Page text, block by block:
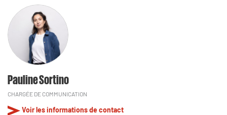
Pauline Sortino
CHARGÉE DE COMMUNICATION
Voir les informations de contact